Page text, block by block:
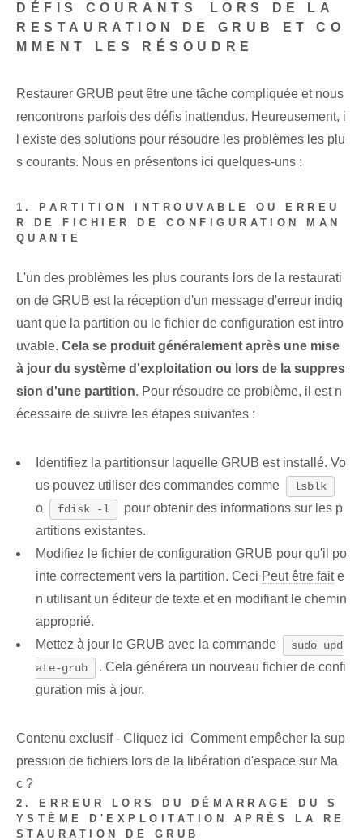
DÉFIS COURANTS⁤ LORS DE LA
RESTAURATION DE GRUB ET CO
MMENT LES RÉSOUDRE
Restaurer GRUB peut être une tâche compliquée et nous
rencontrons parfois des défis inattendus. Heureusement, i
l existe des solutions pour résoudre les problèmes les plu
s courants. Nous en présentons ici quelques-uns :
1. PARTITION INTROUVABLE OU ERREU
R DE FICHIER DE CONFIGURATION MAN
QUANTE
L'un des problèmes les plus courants lors de la restaurati
on de GRUB est la réception d'un message d'erreur indiq
uant que la partition ou le fichier de configuration est intro
uvable. Cela se produit généralement après une mise
à jour du système d'exploitation ou lors de la suppres
sion d'une partition. Pour résoudre ce problème, il est n
écessaire de suivre les étapes suivantes :
Identifiez la partition⁢sur laquelle GRUB est ⁢installé. Vo
us pouvez utiliser des commandes comme
lsblk
o fdisk -l
⁤pour obtenir des informations ⁣sur les p
artitions existantes⁤.
Modifiez le fichier de configuration GRUB pour qu'il po
inte correctement vers la partition.‍ Ceci​ Peut être faite
n utilisant⁤ un éditeur de texte⁤ et en modifiant le ⁤chemin
approprié.
Mettez à jour le ⁢GRUB avec la commande⁢
sudo upd
ate-grub
. Cela générera un nouveau fichier de confi
guration mis à jour.
Contenu exclusif - Cliquez ici Comment empêcher la sup
pression de fichiers lors de la libération d'espace sur Ma
c ?
2. ERREUR LORS DU DÉMARRAGE DU S
YSTÈME D'EXPLOITATION APRÈS LA RE
STAURATION DE GRUB